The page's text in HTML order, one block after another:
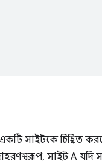
সাইটকে চিহ্নিত
সাইট A যদি